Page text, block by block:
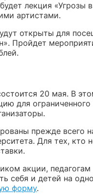
лекция «Угрозы
артистами.
открыты для
Пройдет
20 мая. В
для ограниченного
прежде всего
Для тех, кто
акции,
себя и детей на
форму.